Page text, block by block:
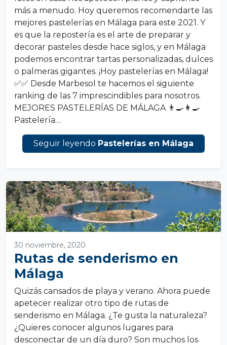
más a menudo. Hoy queremos recomendarte las
mejores pastelerías en Málaga para este 2021. Y
es que la repostería es el arte de preparar y
decorar pasteles desde hace siglos, y en Málaga
podemos encontrar tartas personalizadas, dulces
o palmeras gigantes. ¡Hoy pastelerías en Málaga!
✅✅ Desde Marbesol te hacemos el siguiente
ranking de las 7 imprescindibles para nosotros.
MEJORES PASTELERÍAS DE MÁLAGA 👨‍🍳👩‍🍳
Pastelería…
Seguir leyendo Pastelerías en Málaga
30 noviembre, 2020
Rutas de senderismo en
Málaga
Quizás cansados de playa y verano. Ahora puede
apetecer realizar otro tipo de rutas de
senderismo en Málaga. ¿Te gusta la naturaleza?
¿Quieres conocer algunos lugares para
desconectar de un día duro? Son muchos los